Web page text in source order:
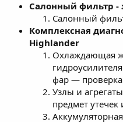
Салонный фильтр -
Салонный
Комплексная
Highlander
Охлаждающая
фар —
Узлы и
предмет